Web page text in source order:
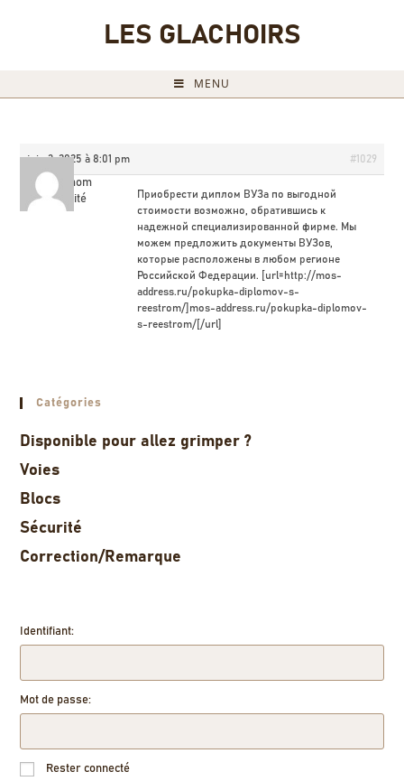
LES GLACHOIRS
MENU
juin 3, 2025 à 8:01 pm #1029
Cazrmom
Invité
Приобрести диплом ВУЗа по выгодной
стоимости возможно, обратившись к
надежной специализированной фирме. Мы
можем предложить документы ВУЗов,
которые расположены в любом регионе
Российской Федерации. [url=http://mos-
address.ru/pokupka-diplomov-s-
reestrom/]mos-address.ru/pokupka-diplomov-
s-reestrom/[/url]
Catégories
Disponible pour allez grimper ?
Voies
Blocs
Sécurité
Correction/Remarque
Identifiant:
Mot de passe:
Rester connecté